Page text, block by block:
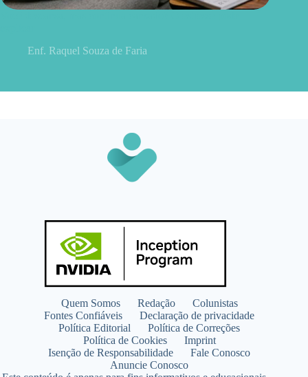
Enf. Raquel Souza de Faria
Quem Somos Redação
Colunistas
Fontes Confiáveis
Declaração de privacidade
Política Editorial
Política de Correções
Política de Cookies
Imprint
Isenção de Responsabilidade
Fale Conosco
Anuncie Conosco